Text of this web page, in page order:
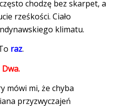
chodzę bez skarpet, a
rześkości. Ciało
klimatu.
raz.
Dwa.
mówi mi, że chyba
przyzwyczajeń